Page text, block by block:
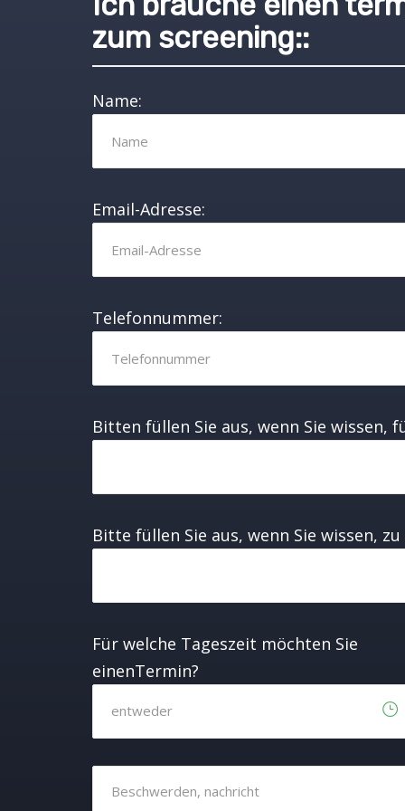
zum screening::
Name:
Email-Adresse:
Telefonnummer:
Bitten füllen Sie aus, wenn Sie wissen,
Bitte füllen Sie aus, wenn Sie wissen,
Für welche Tageszeit möchten Sie
einenTermin?